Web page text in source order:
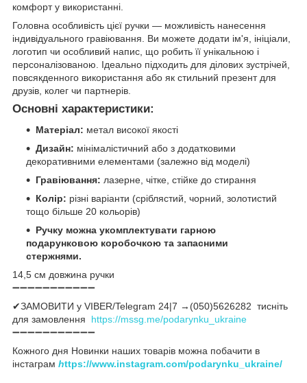
комфорт у використанні.
Головна особливість цієї ручки — можливість нанесення
індивідуального гравіювання. Ви можете додати ім'я, ініціали,
логотип чи особливий напис, що робить її унікальною і
персоналізованою. Ідеально підходить для ділових зустрічей,
повсякденного використання або як стильний презент для
друзів, колег чи партнерів.
Основні характеристики:
Матеріал: метал високої якості
Дизайн: мінімалістичний або з додатковими
декоративними елементами (залежно від моделі)
Гравіювання: лазерне, чітке, стійке до стирання
Колір: різні варіанти (сріблястий, чорний, золотистий
тощо більше 20 кольорів)
Ручку можна укомплектувати гарною
подарунковою коробочкою та запасними
стержнями.
14,5 см довжина ручки
➖➖➖➖➖➖➖➖➖➖➖
✔ЗАМОВИТИ у VIBER/Telegram 24|7 →(050)5626282 тисніть
для замовлення https://mssg.me/podarynku_ukraine
➖➖➖➖➖➖➖➖➖➖➖
Кожного дня Новинки наших товарів можна побачити в
інстаграм https://www.instagram.com/podarynku_ukraine/